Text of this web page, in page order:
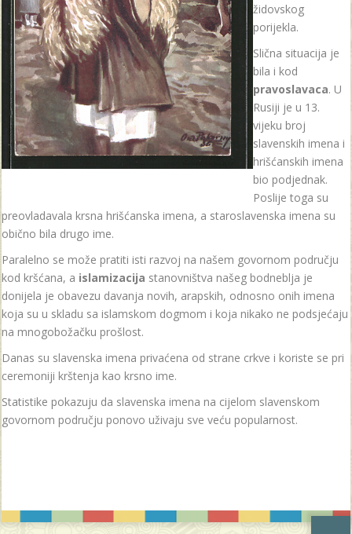
židovskog
porijekla.
Slična situacija je
bila i kod
pravoslavaca. U
Rusiji je u 13.
vijeku broj
slavenskih imena i
hrišćanskih imena
bio podjednak.
Poslije toga su
preovladavala krsna hrišćanska imena, a staroslavenska imena su
obično bila drugo ime.
Paralelno se može pratiti isti razvoj na našem govornom području
kod kršćana, a islamizacija stanovništva našeg bodneblja je
donijela je obavezu davanja novih, arapskih, odnosno onih imena
koja su u skladu sa islamskom dogmom i koja nikako ne podsjećaju
na mnogobožačku prošlost.
Danas su slavenska imena privaćena od strane crkve i koriste se pri
ceremoniji krštenja kao krsno ime.
Statistike pokazuju da slavenska imena na cijelom slavenskom
govornom području ponovo uživaju sve veću popularnost.